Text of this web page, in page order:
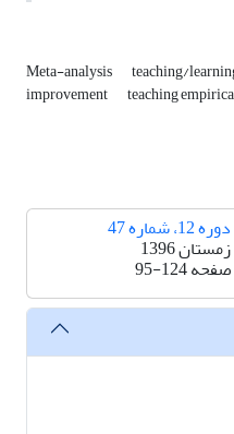
Meta-analysis teaching/
improvement teaching
دوره 12، شماره 47
زمستان 1396
صفحه95-124